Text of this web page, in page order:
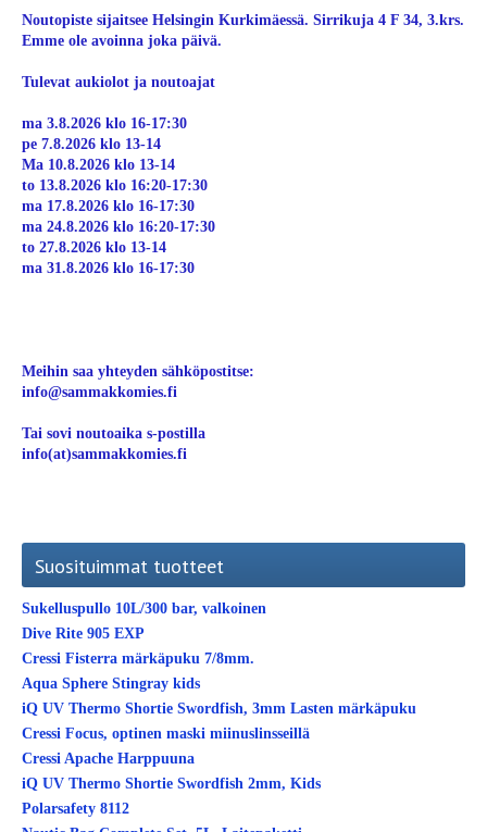
Noutopiste sijaitsee Helsingin Kurkimäessä. Sirrikuja 4 F 34, 3.krs.
Emme ole avoinna joka päivä.
Tulevat aukiolot ja noutoajat
ma 3.8.2026 klo 16-17:30
pe 7.8.2026 klo 13-14
Ma 10.8.2026 klo 13-14
to 13.8.2026 klo 16:20-17:30
ma 17.8.2026 klo 16-17:30
ma 24.8.2026 klo 16:20-17:30
to 27.8.2026 klo 13-14
ma 31.8.2026 klo 16-17:30
Meihin saa yhteyden sähköpostitse:
info@sammakkomies.fi
Tai sovi noutoaika s-postilla
info(at)sammakkomies.fi
Suosituimmat tuotteet
Sukelluspullo 10L/300 bar, valkoinen
Dive Rite 905 EXP
Cressi Fisterra märkäpuku 7/8mm.
Aqua Sphere Stingray kids
iQ UV Thermo Shortie Swordfish, 3mm Lasten märkäpuku
Cressi Focus, optinen maski miinuslinsseillä
Cressi Apache Harppuuna
iQ UV Thermo Shortie Swordfish 2mm, Kids
Polarsafety 8112